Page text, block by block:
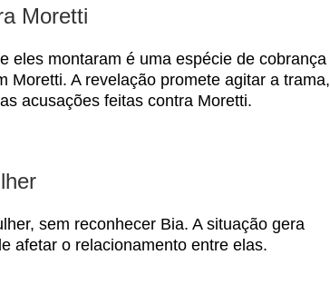
Moretti
eles montaram é uma espécie de cobrança
Moretti. A revelação promete agitar a trama,
acusações feitas contra Moretti.
sem reconhecer Bia. A situação gera
afetar o relacionamento entre elas.